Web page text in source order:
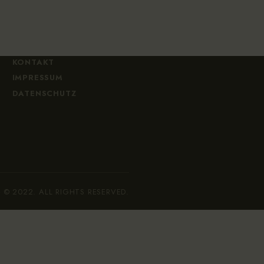
KONTAKT
IMPRESSUM
DATENSCHUTZ
ALL RIGHTS RESERVED.